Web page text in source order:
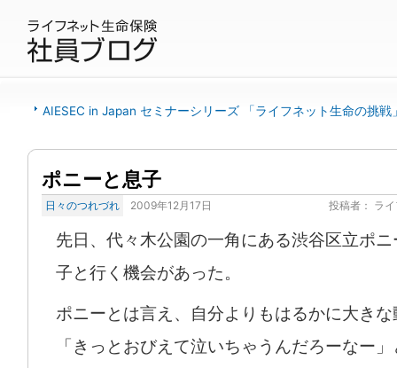
AIESEC in Japan セミナーシリーズ 「ライフネット生命の挑戦
ポニーと息子
日々のつれづれ 2009年12月17日 投稿者： ラ
先日、代々木公園の一角にある渋谷区立ポ
子と行く機会があった。
ポニーとは言え、自分よりもはるかに大き
「きっとおびえて泣いちゃうんだろーなー